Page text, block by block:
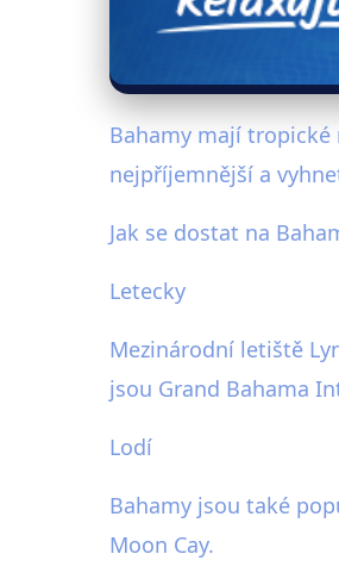
Bahamy mají
nejpříjemnější a
Jak se dostat na
Letecky
Mezinárodní letiště
jsou Grand Bahama
Lodí
Bahamy jsou také
Moon Cay.